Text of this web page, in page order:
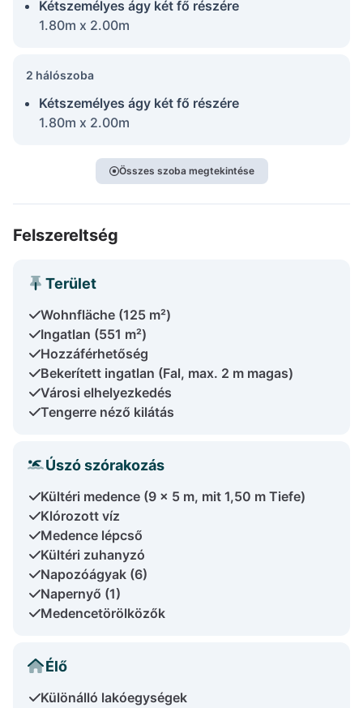
Kétszemélyes ágy két fő részére
1.80m x 2.00m
2 hálószoba
Kétszemélyes ágy két fő részére
1.80m x 2.00m
Összes szoba megtekintése
Felszereltség
Terület
Wohnfläche (125 m²)
Ingatlan (551 m²)
Hozzáférhetőség
Bekerített ingatlan (Fal, max. 2 m magas)
Városi elhelyezkedés
Tengerre néző kilátás
Úszó szórakozás
Kültéri medence (9 x 5 m, mit 1,50 m Tiefe)
Klórozott víz
Medence lépcső
Kültéri zuhanyzó
Napozóágyak (6)
Napernyő (1)
Medencetörölközők
Élő
Különálló lakóegységek